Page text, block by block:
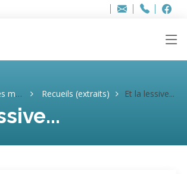
Adresse
info..hâthe..
Tel.
Tel.
Recueils (extraits) Et la lessive...